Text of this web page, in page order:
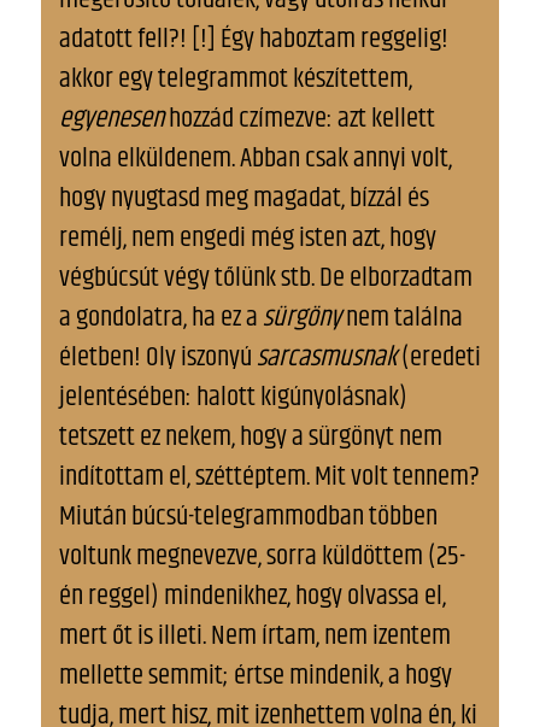
adatott fell?! [!] Így haboztam reggelig!
akkor egy telegrammot készítettem,
egyenesenhozzád czímezve: azt kellett
volna elküldenem. Abban csak annyi volt,
hogy nyugtasd meg magadat, bízzál és
remélj, nem engedi még isten azt, hogy
végbúcsút végy tőlünk stb. De elborzadtam
a gondolatra, ha ez asürgönynem találna
életben! Oly iszonyúsarcasmusnak(eredeti
jelentésében: halott kigúnyolásnak)
tetszett ez nekem, hogy a sürgönyt nem
indítottam el, széttéptem. Mit volt tennem?
Miután búcsú-telegrammodban többen
voltunk megnevezve, sorra küldöttem (25-
én reggel) mindenikhez, hogy olvassa el,
mert őt is illeti. Nem írtam, nem izentem
mellette semmit; értse mindenik, a hogy
tudja, mert hisz, mit izenhettem volna én, ki